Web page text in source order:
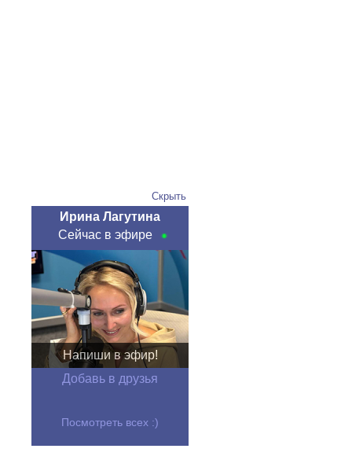
Скрыть
Ирина Лагутина
Сейчас в эфире
Напиши в эфир!
Добавь в друзья
Посмотреть всех :)